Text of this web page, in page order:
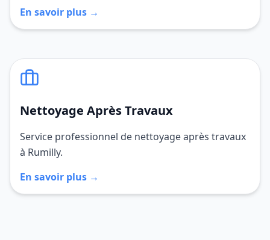
En savoir plus →
Nettoyage Après Travaux
Service professionnel de nettoyage après travaux
à Rumilly.
En savoir plus →